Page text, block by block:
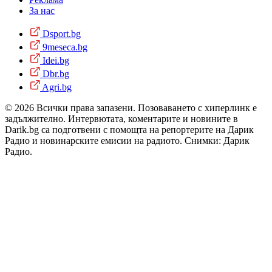
За нас
Dsport.bg
9meseca.bg
Idei.bg
Dbr.bg
Agri.bg
© 2026 Всички права запазени. Позоваването с хиперлинк е
задължително. Интервютата, коментарите и новините в
Darik.bg са подготвени с помощта на репортерите на Дарик
Радио и новинарските емисии на радиото. Снимки: Дарик
Радио.